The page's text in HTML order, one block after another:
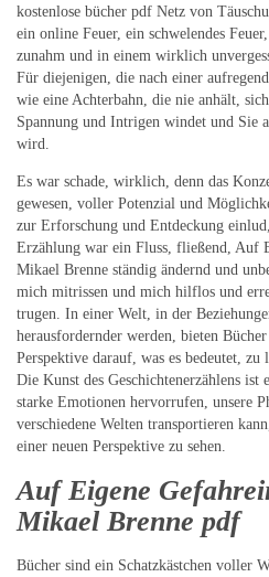
kostenlose bücher pdf Netz von
ein online Feuer, ein schwelendes
zunahm und in einem wirklich
Für diejenigen, die nach einer
wie eine Achterbahn, die nie anhält,
Spannung und Intrigen windet und Sie
wird.
Es war schade, wirklich, denn das
gewesen, voller Potenzial und
zur Erforschung und Entdeckung
Erzählung war ein Fluss, fließend, Auf
Mikael Brenne ständig ändernd und
mich mitrissen und mich hilflos und
trugen. In einer Welt, in der
herausfordernder werden, bieten
Perspektive darauf, was es bedeutet,
Die Kunst des Geschichtenerzählens ist
starke Emotionen hervorrufen, unsere
verschiedene Welten transportieren
einer neuen Perspektive zu sehen.
Auf Eigene
Mikael Brenne pdf
Bücher sind ein Schatzkästchen voller